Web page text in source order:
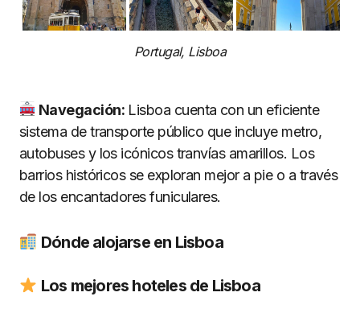
Portugal, Lisboa
Navegación: Lisboa cuenta con un eficiente
sistema de transporte público que incluye metro,
autobuses y los icónicos tranvías amarillos. Los
barrios históricos se exploran mejor a pie o a través
de los encantadores funiculares.
Dónde alojarse en Lisboa
Los mejores hoteles de Lisboa